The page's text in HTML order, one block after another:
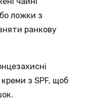
ложки з
ранкову
з SPF, щоб